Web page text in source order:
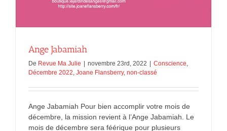
Ange Jabamiah
De Revue Ma Julie | novembre 23rd, 2022 | Conscience,
Décembre 2022, Joane Flansberry, non-classé
Ange Jabamiah Pour bien accomplir votre mois de
décembre, la mission revient à l’Ange Jabamiah. Le
mois de décembre sera féérique pour plusieurs